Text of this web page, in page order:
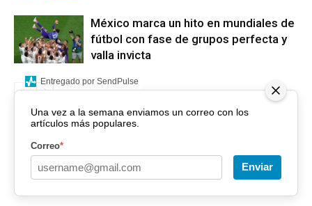
México marca un hito en mundiales de
fútbol con fase de grupos perfecta y
valla invicta
Una vez a la semana enviamos un correo con los
artículos más populares.
Correo*
Enviar
Entregado por SendPulse